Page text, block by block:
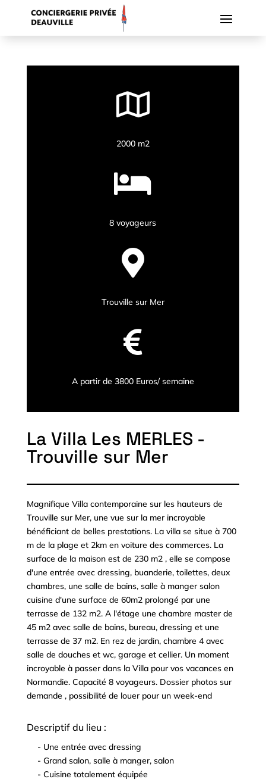

2000 m2

8 voyageurs

Trouville sur Mer

A partir de 3800 Euros/ semaine
La Villa Les MERLES -
Trouville sur Mer
Magnifique Villa contemporaine sur les hauteurs de
Trouville sur Mer, une vue sur la mer incroyable
bénéficiant de belles prestations. La villa se situe à 700
m de la plage et 2km en voiture des commerces. La
surface de la maison est de 230 m2 , elle se compose
d'une entrée avec dressing, buanderie, toilettes, deux
chambres, une salle de bains, salle à manger salon
cuisine d'une surface de 60m2 prolongé par une
terrasse de 132 m2. A l'étage une chambre master de
45 m2 avec salle de bains, bureau, dressing et une
terrasse de 37 m2. En rez de jardin, chambre 4 avec
salle de douches et wc, garage et cellier. Un moment
incroyable à passer dans la Villa pour vos vacances en
Normandie. Capacité 8 voyageurs. Dossier photos sur
demande , possibilité de louer pour un week-end
Descriptif du lieu :
- Une entrée avec dressing
- Grand salon, salle à manger, salon
- Cuisine totalement équipée